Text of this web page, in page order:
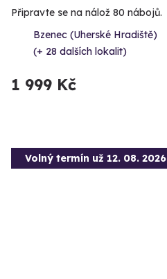
Připravte se na nálož 80 nábojů.
Bzenec (Uherské Hradiště)
(+ 28 dalších lokalit)
1 999 Kč
Volný termín už 12. 08. 2026